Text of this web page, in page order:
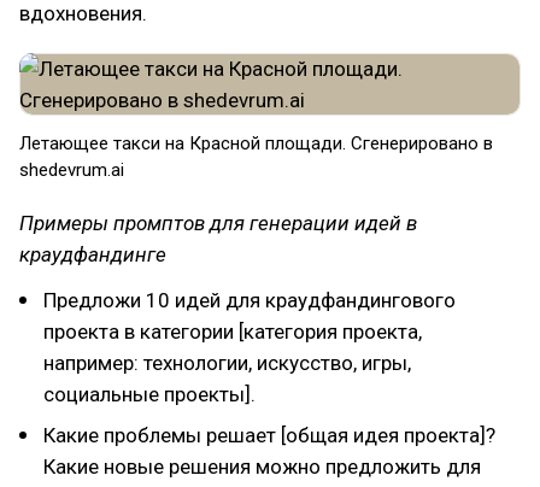
вдохновения.
Летающее такси на Красной площади. Сгенерировано в
shedevrum.ai
Примеры промптов для генерации идей в
краудфандинге
Предложи 10 идей для краудфандингового
проекта в категории [категория проекта,
например: технологии, искусство, игры,
социальные проекты].
Какие проблемы решает [общая идея проекта]?
Какие новые решения можно предложить для